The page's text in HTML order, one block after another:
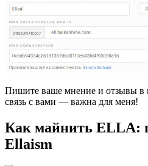
Пишите ваше мнение и отзывы в
связь с вами — важна для меня!
Как майнить ELLA:
Ellaism